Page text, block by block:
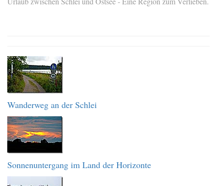
Wanderweg an der Schlei
Sonnenuntergang im Land der Horizonte